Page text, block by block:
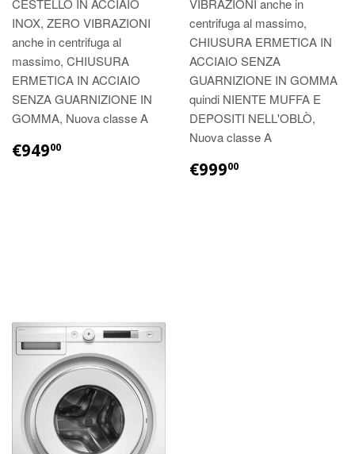
INOX, ZERO VIBRAZIONI
anche in centrifuga al
massimo, CHIUSURA
ERMETICA IN ACCIAIO
SENZA GUARNIZIONE IN
GOMMA, Nuova classe A
€94900
centrifuga al massimo,
CHIUSURA ERMETICA IN
ACCIAIO SENZA
GUARNIZIONE IN GOMMA
quindi NIENTE MUFFA E
DEPOSITI NELL'OBLÒ,
Nuova classe A
€99900